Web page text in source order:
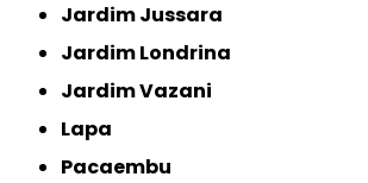
Jardim Jussara
Jardim Londrina
Jardim Vazani
Lapa
Pacaembu